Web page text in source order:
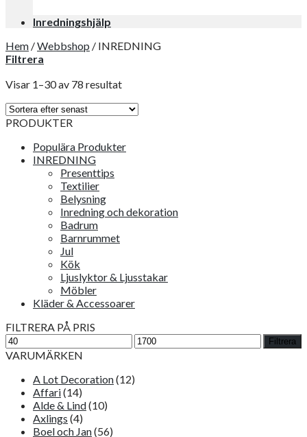
Inredningshjälp
Hem /Webbshop / INREDNING
Filtrera
Visar 1–30 av 78 resultat
PRODUKTER
Populära Produkter
INREDNING
Presenttips
Textilier
Belysning
Inredning och dekoration
Badrum
Barnrummet
Jul
Kök
Ljuslyktor & Ljusstakar
Möbler
Kläder & Accessoarer
FILTRERA PÅ PRIS
Min
pris
Max
pris
Filtrera
VARUMÄRKEN
A Lot Decoration(12)
Affari(14)
Alde & Lind(10)
Axlings (4)
Boel och Jan(56)